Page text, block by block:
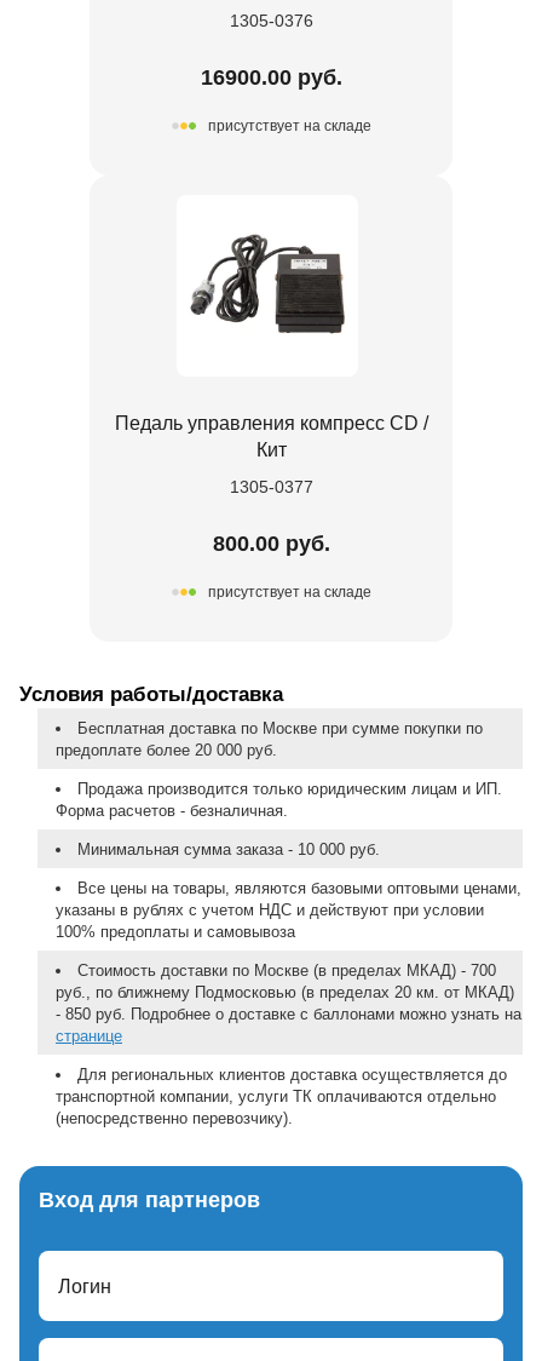
1305-0376
16900.00 руб.
присутствует на складе
Педаль управления компресс CD /
Кит
1305-0377
800.00 руб.
присутствует на складе
Условия работы/доставка
Бесплатная доставка по Москве при сумме покупки по
предоплате более 20 000 руб.
Продажа производится только юридическим лицам и ИП.
Форма расчетов - безналичная.
Минимальная сумма заказа - 10 000 руб.
Все цены на товары, являются базовыми оптовыми ценами,
указаны в рублях с учетом НДС и действуют при условии
100% предоплаты и самовывоза
Стоимость доставки по Москве (в пределах МКАД) - 700
руб., по ближнему Подмосковью (в пределах 20 км. от МКАД)
- 850 руб. Подробнее о доставке с баллонами можно узнать на
странице
Для региональных клиентов доставка осуществляется до
транспортной компании, услуги ТК оплачиваются отдельно
(непосредственно перевозчику).
Вход для партнеров
Логин